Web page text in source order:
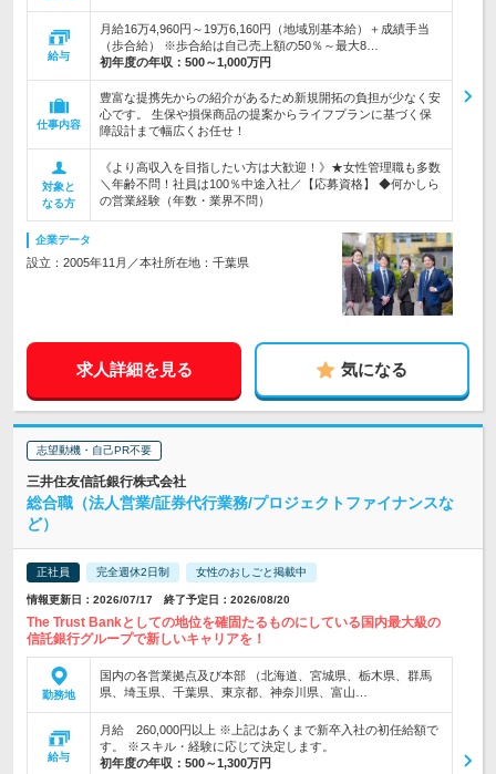
給与
月給16万4,960円～19万6,160円（地域別基本給）＋成績手当
（歩合給） ※歩合給は自己売上額の50％～最大8…
初年度の年収： 500～1,000万円
仕事内容
豊富な提携先からの紹介があるため新規開拓の負担が少なく安
心です。 生保や損保商品の提案からライフプランに基づく保
障設計まで幅広くお任せ！
対象と
なる方
《より高収入を目指したい方は大歓迎！》★女性管理職も多数
＼年齢不問！社員は100％中途入社／【応募資格】 ◆何かしら
の営業経験（年数・業界不問）
企業データ
設立：2005年11月／本社所在地：千葉県
求人詳細を見る 気になる
志望動機・自己PR不要
三井住友信託銀行株式会社
総合職（法人営業/証券代行業務/プロジェクトファイナンスな
ど）
正社員 完全週休2日制 女性のおしごと掲載中
情報更新日：2026/07/17 終了予定日：2026/08/20
The Trust Bankとしての地位を確固たるものにしている国内最大級の
信託銀行グループで新しいキャリアを！
勤務地
国内の各営業拠点及び本部 （北海道、宮城県、栃木県、群馬
県、埼玉県、千葉県、東京都、神奈川県、富山…
給与
月給 260,000円以上 ※上記はあくまで新卒入社の初任給額で
す。 ※スキル・経験に応じて決定します。
初年度の年収： 500～1,300万円